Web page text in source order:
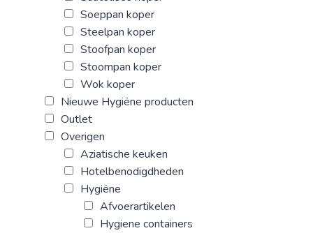
Soeppan koper
Steelpan koper
Stoofpan koper
Stoompan koper
Wok koper
Nieuwe Hygiëne producten
Outlet
Overigen
Aziatische keuken
Hotelbenodigdheden
Hygiëne
Afvoerartikelen
Hygiene containers